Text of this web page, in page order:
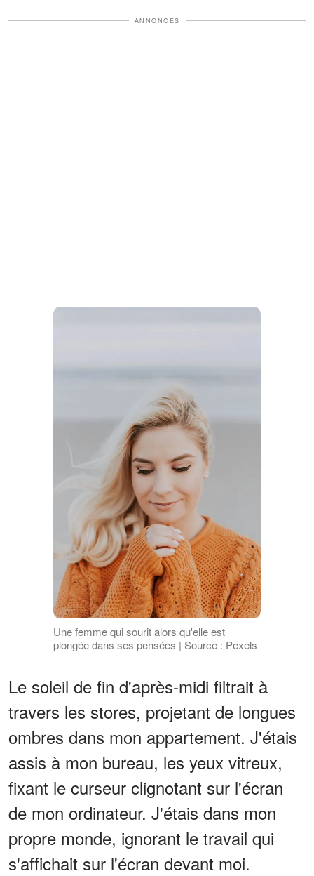
ANNONCES
Une femme qui sourit alors qu'elle est
plongée dans ses pensées | Source : Pexels
Le soleil de fin d'après-midi filtrait à
travers les stores, projetant de longues
ombres dans mon appartement. J'étais
assis à mon bureau, les yeux vitreux,
fixant le curseur clignotant sur l'écran
de mon ordinateur. J'étais dans mon
propre monde, ignorant le travail qui
s'affichait sur l'écran devant moi.